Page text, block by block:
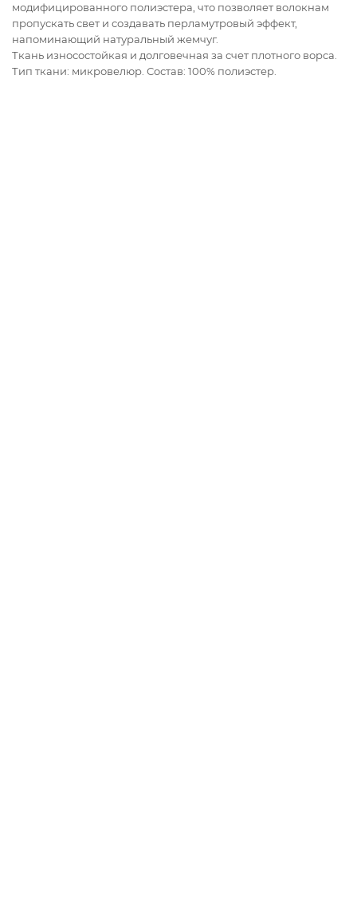
модифицированного полиэстера, что позволяет волокнам
пропускать свет и создавать перламутровый эффект,
напоминающий натуральный жемчуг.
Ткань износостойкая и долговечная за счет плотного ворса.
Тип ткани: микровелюр. Состав: 100% полиэстер.